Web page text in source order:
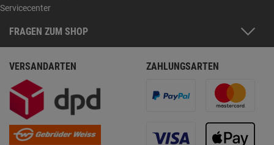
Servicecenter
FRAGEN ZUM SHOP
VERSANDARTEN ZAHLUNGSARTEN